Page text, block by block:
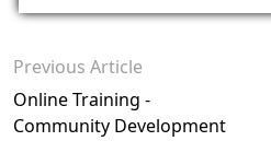
Previous Article
Online Training -
Community Development